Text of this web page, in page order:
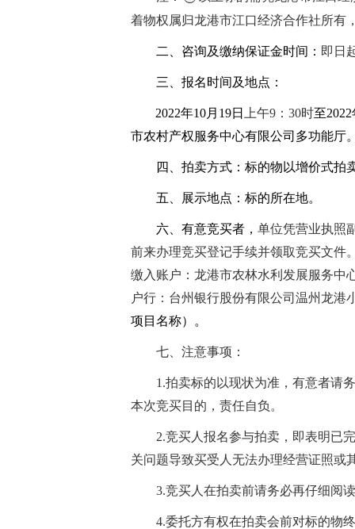
着物权属归龙港市江口经济合作社所有
二、咨询及缴纳保证金时间： 即日
三、报名时间及地点：
2022年10月 19日 上午9： 30时至2022
市农村产权服务中心有限公司 多功能厅
四、拍卖方式：标的物以增价式拍
五、展示地点：标的所在地。
六、有意竞买者， 单位凭营业执照
前来办理竞买登记手续并领取竞买文件
缴入账户：龙港市农林水利发展服务中
户行：台州银行股份有限公司温州龙港
项目名称）。
七、注意事项：
1 .拍卖标的以现状为准，有意者请
本次竞买目的，责任自负。
2.竞买人报名参与拍卖，即表明已
关问题导致买受人无法办理经营证照或
3.竞买人在拍卖前请务必再仔细阅
4.委托方有权在拍卖会前对标的物